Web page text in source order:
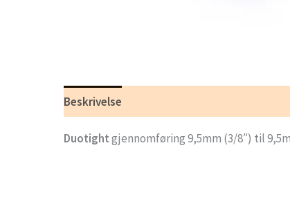
Beskrivelse
Duotightgjennomføring 9,5mm (3/8″) til